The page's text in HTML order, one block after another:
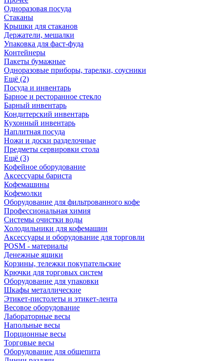
Одноразовая посуда
Стаканы
Крышки для стаканов
Держатели, мешалки
Упаковка для фаст-фуда
Контейнеры
Пакеты бумажные
Одноразовые приборы, тарелки, соусники
Ещё (2)
Посуда и инвентарь
Барное и ресторанное стекло
Барный инвентарь
Кондитерский инвентарь
Кухонный инвентарь
Наплитная посуда
Ножи и доски разделочные
Предметы сервировки стола
Ещё (3)
Кофейное оборудование
Аксессуары бариста
Кофемашины
Кофемолки
Оборудование для фильтрованного кофе
Профессиональная химия
Системы очистки воды
Холодильники для кофемашин
Аксессуары и оборудование для торговли
POSM - материалы
Денежные ящики
Корзины, тележки покупательские
Крючки для торговых систем
Оборудование для упаковки
Шкафы металлические
Этикет-пистолеты и этикет-лента
Весовое оборудование
Лабораторные весы
Напольные весы
Порционные весы
Торговые весы
Оборудование для общепита